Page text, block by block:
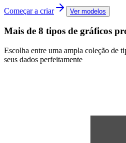
Começar a criar Ver modelos
Mais de 8 tipos de gráficos
Escolha entre uma ampla coleção de
seus dados perfeitamente